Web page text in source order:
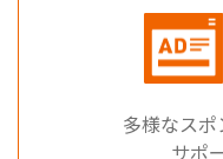
多様なスポ
サポ